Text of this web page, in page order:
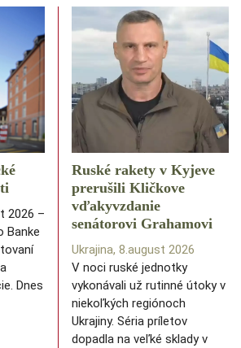
2026 –
Banke
Dnes
Ruské rakety v Kyjeve
prerušili Kličkove
vďakyvzdanie
senátorovi Grahamovi
Ukrajina, 8.august 2026
V noci ruské jednotky
vykonávali už rutinné útoky v
niekoľkých regiónoch
Ukrajiny. Séria príletov
dopadla na veľké sklady v